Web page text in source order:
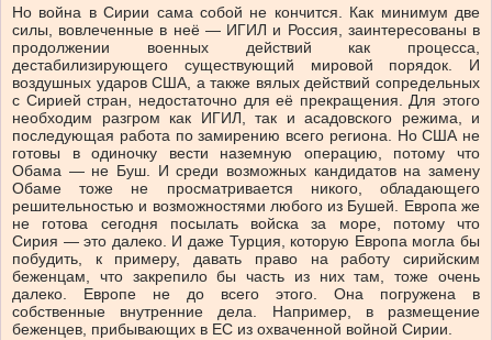
Но война в Сирии сама собой не кончится. Как минимум две
силы, вовлеченные в неё — ИГИЛ и Россия, заинтересованы в
продолжении военных действий как процесса,
дестабилизирующего существующий мировой порядок. И
воздушных ударов США, а также вялых действий сопредельных
с Сирией стран, недостаточно для её прекращения. Для этого
необходим разгром как ИГИЛ, так и асадовского режима, и
последующая работа по замирению всего региона. Но США не
готовы в одиночку вести наземную операцию, потому что
Обама — не Буш. И среди возможных кандидатов на замену
Обаме тоже не просматривается никого, обладающего
решительностью и возможностями любого из Бушей. Европа же
не готова сегодня посылать войска за море, потому что
Сирия — это далеко. И даже Турция, которую Европа могла бы
побудить, к примеру, давать право на работу сирийским
беженцам, что закрепило бы часть из них там, тоже очень
далеко. Европе не до всего этого. Она погружена в
собственные внутренние дела. Например, в размещение
беженцев, прибывающих в ЕС из охваченной войной Сирии.